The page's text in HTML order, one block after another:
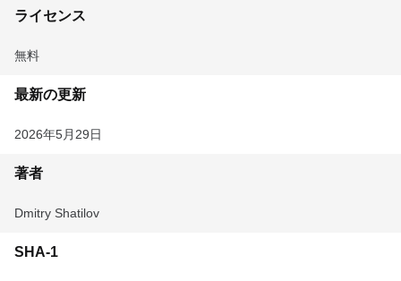
ライセンス
無料
最新の更新
2026年5月29日
著者
Dmitry Shatilov
SHA-1